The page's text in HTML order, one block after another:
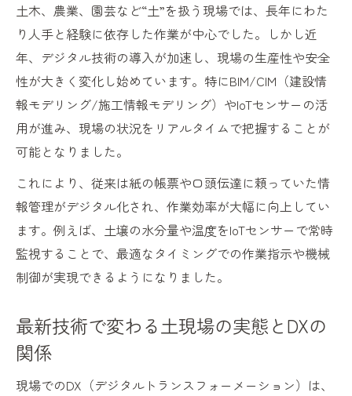
土木、農業、園芸など“土”を扱う現場では、長年にわた
り人手と経験に依存した作業が中心でした。しかし近
年、デジタル技術の導入が加速し、現場の生産性や安全
性が大きく変化し始めています。特にBIM/CIM（建設情
報モデリング/施工情報モデリング）やIoTセンサーの活
用が進み、現場の状況をリアルタイムで把握することが
可能となりました。
これにより、従来は紙の帳票や口頭伝達に頼っていた情
報管理がデジタル化され、作業効率が大幅に向上してい
ます。例えば、土壌の水分量や温度をIoTセンサーで常時
監視することで、最適なタイミングでの作業指示や機械
制御が実現できるようになりました。
最新技術で変わる土現場の実態とDXの
関係
現場でのDX（デジタルトランスフォーメーション）は、